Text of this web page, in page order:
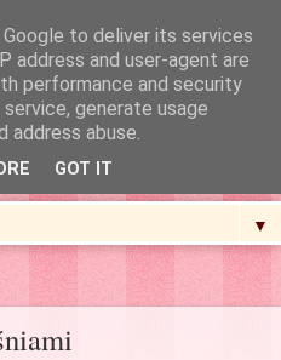
▼
to deliver its services
address and user-agent are
performance and security
generate usage
abuse.
GOT IT